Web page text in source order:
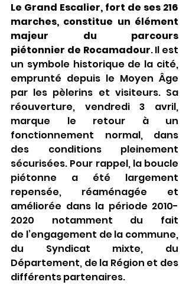
Le Grand Escalier, fort de ses 216
marches, constitue un élément
majeur du parcours
piétonnier de Rocamadour. Il est
un symbole historique de la cité,
emprunté depuis le Moyen Âge
par les pèlerins et visiteurs. Sa
réouverture, vendredi 3 avril,
marque le retour à un
fonctionnement normal, dans
des conditions pleinement
sécurisées. Pour rappel, la boucle
piétonne a été largement
repensée, réaménagée et
améliorée dans la période 2010-
2020 notamment du fait
de l’engagement de la commune,
du Syndicat mixte, du
Département, de la Région et des
différents partenaires.